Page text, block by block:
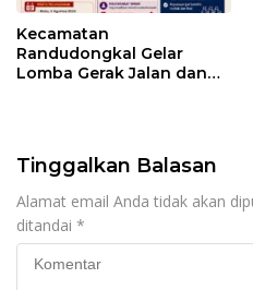
Kecamatan
Randudongkal Gelar
Lomba Gerak Jalan dan
Tinggalkan Balasan
Alamat email Anda tidak akan
ditandai *